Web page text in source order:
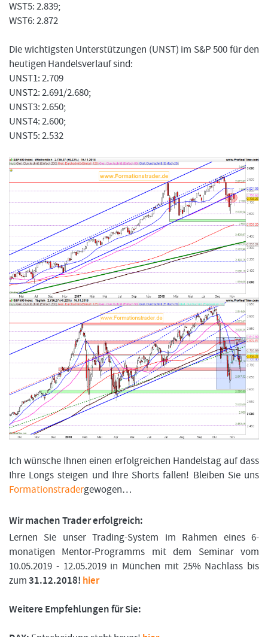
WST5: 2.839;
WST6: 2.872
Die wichtigsten Unterstützungen (UNST) im S&P 500 für den
heutigen Handelsverlauf sind:
UNST1: 2.709
UNST2: 2.691/2.680;
UNST3: 2.650;
UNST4: 2.600;
UNST5: 2.532
Ich wünsche Ihnen einen erfolgreichen Handelstag auf dass
Ihre Longs steigen und Ihre Shorts fallen! Bleiben Sie uns
Formationstradergewogen…
Wir machen Trader erfolgreich:
Lernen Sie unser Trading-System im Rahmen eines 6-
monatigen Mentor-Programms mit dem Seminar vom
10.05.2019 - 12.05.2019 in München mit 25% Nachlass bis
zum31.12.2018! hier
Weitere Empfehlungen für Sie: